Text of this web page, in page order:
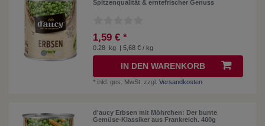
Spitzenqualität & erntefrischer Genuss
1,59 € *
0.28 kg | 5,68 € / kg
IN DEN WARENKORB
* inkl. ges. MwSt. zzgl.Versandkosten
d'aucy Erbsen mit Möhrchen: Der bunte
Gemüse-Klassiker aus Frankreich. 400g